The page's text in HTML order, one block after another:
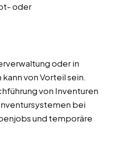
oder
oder in
von Vorteil sein.
von Inventuren
bei
und temporäre